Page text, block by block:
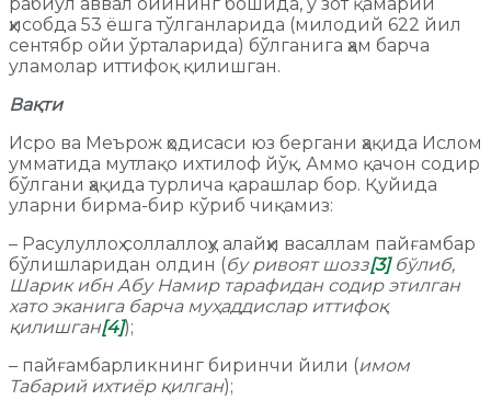
ҳисобда 53 ёшга тўлганларида (милодий 622 йил
сентябр ойи ўрталарида) бўлганига ҳам барча
уламолар иттифоқ қилишган.
Вақти
Исро ва Меърож ҳодисаси юз бергани ҳақида Ислом
умматида мутлақо ихтилоф йўқ. Аммо қачон содир
бўлгани ҳақида турлича қарашлар бор. Қуйида
уларни бирма-бир кўриб чиқамиз:
– Расулуллоҳ соллаллоҳу алайҳи васаллам пайғамбар
бўлишларидан олдин (бу ривоят шозз[3]бўлиб,
Шарик ибн Абу Намир тарафидан содир этилган
хато эканига барча муҳаддислар иттифоқ
қилишган[4]);
– пайғамбарликнинг биринчи йили (имом
Табарий ихтиёр қилган);